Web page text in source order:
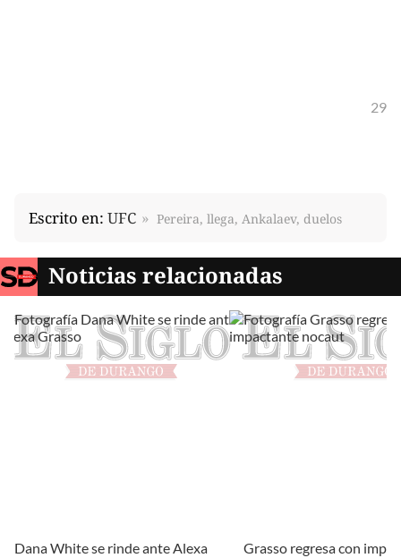
29
Escrito en: UFC Pereira, llega, Ankalaev, duelos
Noticias relacionadas
Dana White se rinde ante Alexa
Grasso regresa con